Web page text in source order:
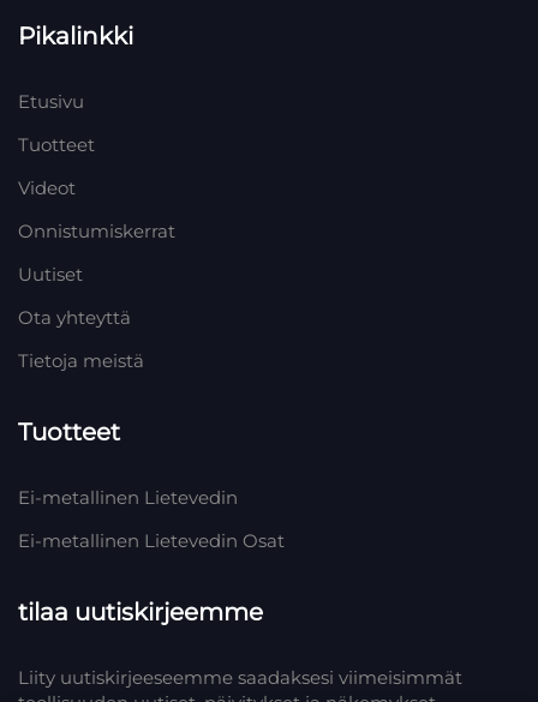
Pikalinkki
Etusivu
Tuotteet
Videot
Onnistumiskerrat
Uutiset
Ota yhteyttä
Tietoja meistä
Tuotteet
Ei-metallinen Lietevedin
Ei-metallinen Lietevedin Osat
tilaa uutiskirjeemme
Liity uutiskirjeeseemme saadaksesi viimeisimmät